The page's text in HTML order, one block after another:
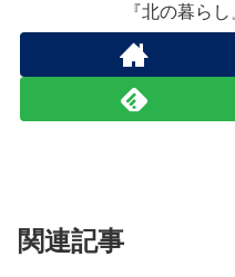
『北の暮ら
関連記事